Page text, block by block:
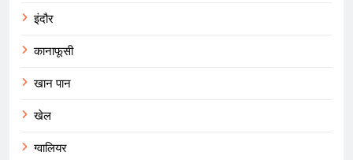
इंदौर
कानाफूसी
खान पान
खेल
ग्वालियर